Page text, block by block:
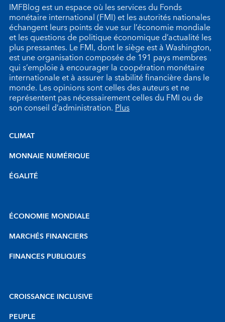
IMFBlog est un espace où les services du Fonds
monétaire international (FMI) et les autorités nationales
échangent leurs points de vue sur l’économie mondiale
et les questions de politique économique d’actualité les
plus pressantes. Le FMI, dont le siège est à Washington,
est une organisation composée de 191 pays membres
qui s’emploie à encourager la coopération monétaire
internationale et à assurer la stabilité financière dans le
monde. Les opinions sont celles des auteurs et ne
représentent pas nécessairement celles du FMI ou de
son conseil d’administration.Plus
CLIMAT
MONNAIE NUMÉRIQUE
ÉGALITÉ
ÉCONOMIE MONDIALE
MARCHÉS FINANCIERS
FINANCES PUBLIQUES
CROISSANCE INCLUSIVE
PEUPLE